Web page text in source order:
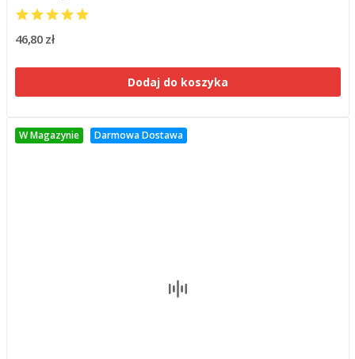
46,80 zł
Dodaj do koszyka
W Magazynie Darmowa Dostawa